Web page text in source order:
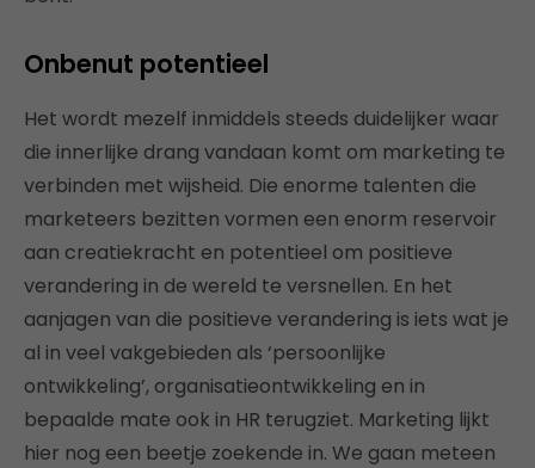
Onbenut potentieel
Het wordt mezelf inmiddels steeds duidelijker waar
die innerlijke drang vandaan komt om marketing te
verbinden met wijsheid. Die enorme talenten die
marketeers bezitten vormen een enorm reservoir
aan creatiekracht en potentieel om positieve
verandering in de wereld te versnellen. En het
aanjagen van die positieve verandering is iets wat je
al in veel vakgebieden als ‘persoonlijke
ontwikkeling’, organisatieontwikkeling en in
bepaalde mate ook in HR terugziet. Marketing lijkt
hier nog een beetje zoekende in. We gaan meteen